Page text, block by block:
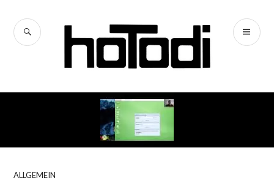
Inhalt
springen
hoTodi
SUCHE
ALLGEMEIN